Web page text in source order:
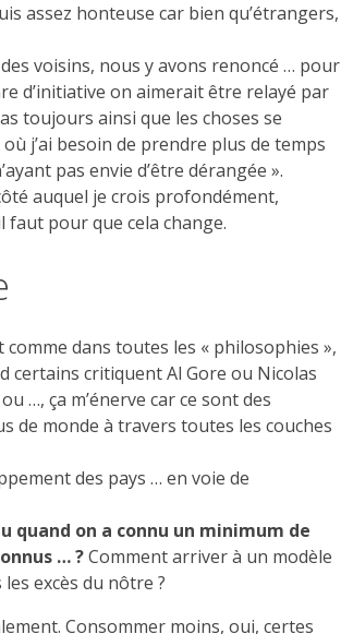
assez honteuse car bien qu’étrangers,
voisins, nous y avons renoncé … pour
d’initiative on aimerait être relayé par
toujours ainsi que les choses se
j’ai besoin de prendre plus de temps
pas envie d’être dérangée ».
auquel je crois profondément,
faut pour que cela change.
comme dans toutes les « philosophies »,
certains critiquent Al Gore ou Nicolas
…, ça m’énerve car ce sont des
de monde à travers toutes les couches
des pays … en voie de
quand on a connu un minimum de
… ?Comment arriver à un modèle
excès du nôtre ?
Consommer moins, oui, certes